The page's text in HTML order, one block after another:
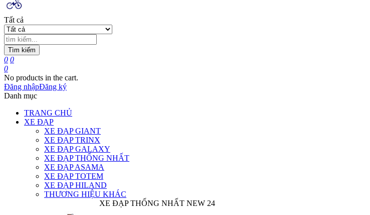
Tất cả
Tìm kiếm
0 0
0
No products in the cart.
Đăng nhậpĐăng ký
Danh mục
TRANG CHỦ
XE ĐẠP
XE ĐẠP GIANT
XE ĐẠP TRINX
XE ĐẠP GALAXY
XE ĐẠP THỐNG NHẤT
XE ĐẠP ASAMA
XE ĐẠP TOTEM
XE ĐẠP HILAND
THƯƠNG HIỆU KHÁC
XE ĐẠP THỐNG NHẤT NEW 24